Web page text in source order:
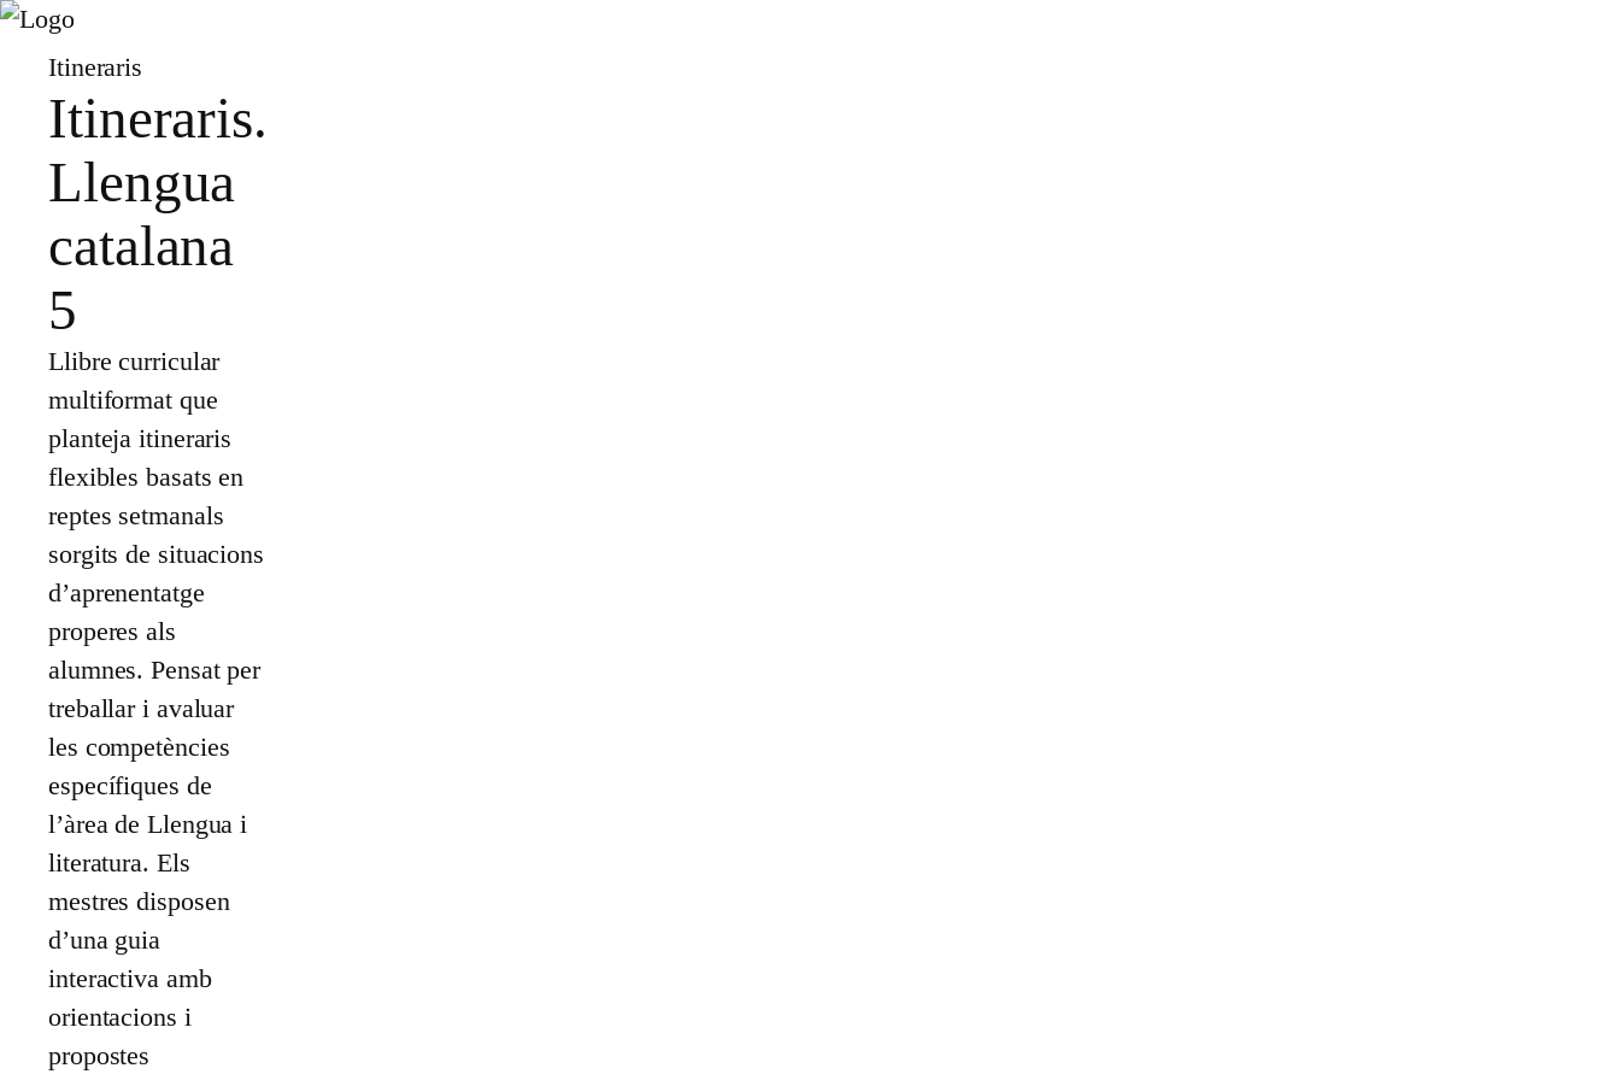
Itineraris
Itineraris.
Llengua
catalana
5
Llibre curricular
multiformat que
planteja itineraris
flexibles basats en
reptes setmanals
sorgits de situacions
d’aprenentatge
properes als
alumnes. Pensat per
treballar i avaluar
les competències
específiques de
l’àrea de Llengua i
literatura. Els
mestres disposen
d’una guia
interactiva amb
orientacions i
propostes